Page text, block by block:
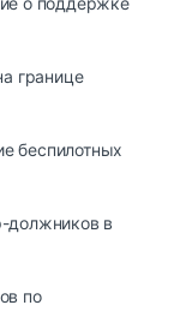
границе
беспилотных
должников в
по